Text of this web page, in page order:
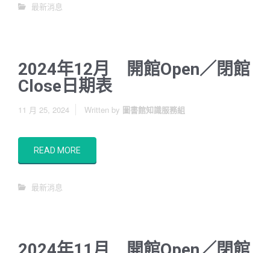
最新消息
2024年12月 開館Open／閉館
Close日期表
11 月 25, 2024 Written by 圖書館知識服務組
READ MORE
最新消息